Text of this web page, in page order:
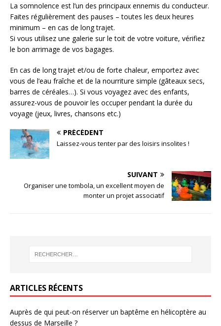
La somnolence est l’un des principaux ennemis du conducteur.
Faites régulièrement des pauses – toutes les deux heures
minimum – en cas de long trajet.
Si vous utilisez une galerie sur le toit de votre voiture, vérifiez
le bon arrimage de vos bagages.
En cas de long trajet et/ou de forte chaleur, emportez avec
vous de l’eau fraîche et de la nourriture simple (gâteaux secs,
barres de céréales…). Si vous voyagez avec des enfants,
assurez-vous de pouvoir les occuper pendant la durée du
voyage (jeux, livres, chansons etc.)
PRÉCÉDENT
Laissez-vous tenter par des loisirs insolites !
SUIVANT
Organiser une tombola, un excellent moyen de
monter un projet associatif
ARTICLES RÉCENTS
Auprès de qui peut-on réserver un baptême en hélicoptère au
dessus de Marseille ?